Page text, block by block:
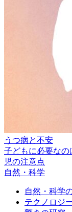
うつ病と不安
子どもに必要な
児の注意点
自然・科学
自然・科学
テクノロジ